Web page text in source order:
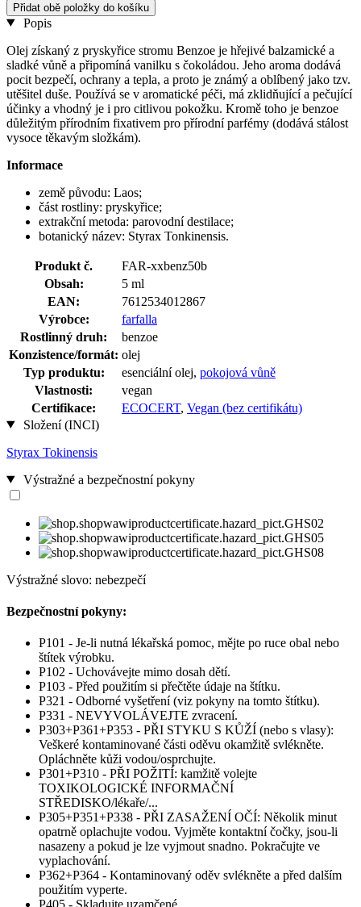
Přidat obě položky do košíku
Popis
Olej získaný z pryskyřice stromu Benzoe je hřejivé balzamické a
sladké vůně a připomíná vanilku s čokoládou. Jeho aroma dodává
pocit bezpečí, ochrany a tepla, a proto je známý a oblíbený jako tzv.
utěšitel duše. Používá se v aromatické péči, má zklidňující a pečující
účinky a vhodný je i pro citlivou pokožku. Kromě toho je benzoe
důležitým přírodním fixativem pro přírodní parfémy (dodává stálost
vysoce těkavým složkám).
Informace
země původu: Laos;
část rostliny: pryskyřice;
extrakční metoda: parovodní destilace;
botanický název: Styrax Tonkinensis.
Produkt č.
FAR-xxbenz50b
Obsah:
5 ml
EAN:
7612534012867
Výrobce:
farfalla
Rostlinný druh:
benzoe
Konzistence/formát: olej
Typ produktu:
esenciální olej, pokojová vůně
Vlastnosti:
vegan
Certifikace:
ECOCERT, Vegan (bez certifikátu)
Složení (INCI)
Styrax Tokinensis
Výstražné a bezpečnostní pokyny
Výstražné slovo: nebezpečí
Bezpečnostní pokyny:
P101 - Je-li nutná lékařská pomoc, mějte po ruce obal nebo
štítek výrobku.
P102 - Uchovávejte mimo dosah dětí.
P103 - Před použitím si přečtěte údaje na štítku.
P321 - Odborné vyšetření (viz pokyny na tomto štítku).
P331 - NEVYVOLÁVEJTE zvracení.
P303+P361+P353 - PŘI STYKU S KŮŽÍ (nebo s vlasy):
Veškeré kontaminované části oděvu okamžitě svlékněte.
Opláchněte kůži vodou/osprchujte.
P301+P310 - PŘI POŽITÍ: kamžitě volejte
TOXIKOLOGICKÉ INFORMAČNÍ
STŘEDISKO/lékaře/...
P305+P351+P338 - PŘI ZASAŽENÍ OČÍ: Několik minut
opatrně oplachujte vodou. Vyjměte kontaktní čočky, jsou-li
nasazeny a pokud je lze vyjmout snadno. Pokračujte ve
vyplachování.
P362+P364 - Kontaminovaný oděv svlékněte a před dalším
použitím vyperte.